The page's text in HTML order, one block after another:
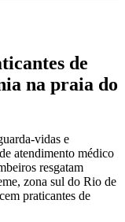
de
na praia do
vidas e
atendimento médico
resgatam
zona sul do Rio de
praticantes de